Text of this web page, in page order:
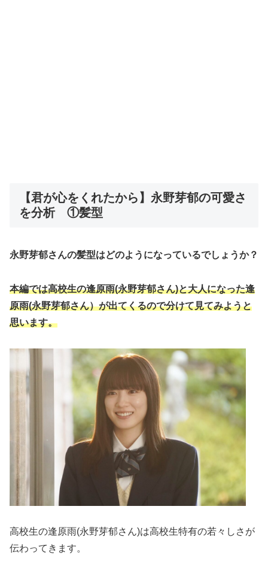
【君が心をくれたから】永野芽郁の可愛さ
を分析 ①髪型
永野芽郁さんの髪型はどのようになっているでしょうか？
本編では高校生の逢原雨(永野芽郁さん)と大人になった逢
原雨(永野芽郁さん）が出てくるので分けて見てみようと
思います。
高校生の逢原雨(永野芽郁さん)は高校生特有の若々しさが
伝わってきます。